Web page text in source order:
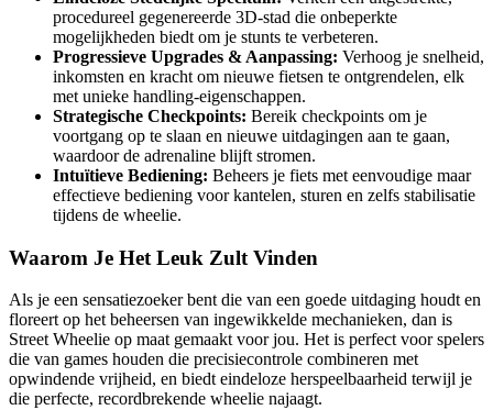
procedureel gegenereerde 3D-stad die onbeperkte
mogelijkheden biedt om je stunts te verbeteren.
Progressieve Upgrades & Aanpassing: Verhoog je snelheid,
inkomsten en kracht om nieuwe fietsen te ontgrendelen, elk
met unieke handling-eigenschappen.
Strategische Checkpoints: Bereik checkpoints om je
voortgang op te slaan en nieuwe uitdagingen aan te gaan,
waardoor de adrenaline blijft stromen.
Intuïtieve Bediening: Beheers je fiets met eenvoudige maar
effectieve bediening voor kantelen, sturen en zelfs stabilisatie
tijdens de wheelie.
Waarom Je Het Leuk Zult Vinden
Als je een sensatiezoeker bent die van een goede uitdaging houdt en
floreert op het beheersen van ingewikkelde mechanieken, dan is
Street Wheelie op maat gemaakt voor jou. Het is perfect voor spelers
die van games houden die precisiecontrole combineren met
opwindende vrijheid, en biedt eindeloze herspeelbaarheid terwijl je
die perfecte, recordbrekende wheelie najaagt.